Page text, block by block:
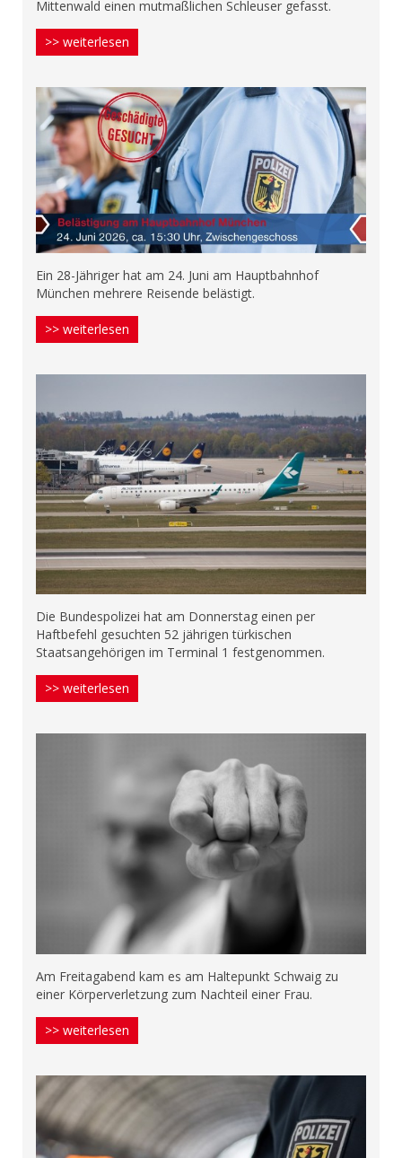
Mittenwald einen mutmaßlichen Schleuser gefasst.
>> weiterlesen
Ein 28-Jähriger hat am 24. Juni am Hauptbahnhof
München mehrere Reisende belästigt.
>> weiterlesen
Die Bundespolizei hat am Donnerstag einen per
Haftbefehl gesuchten 52 jährigen türkischen
Staatsangehörigen im Terminal 1 festgenommen.
>> weiterlesen
Am Freitagabend kam es am Haltepunkt Schwaig zu
einer Körperverletzung zum Nachteil einer Frau.
>> weiterlesen